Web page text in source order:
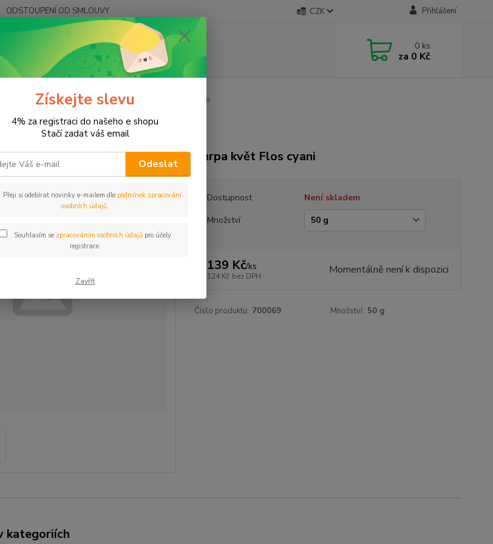
ODSTOUPENÍ OD SMLOUVY CZK Přihlášení
Hledat 0 ks
za 0 Kč
ŘEZANÉ KVĚT - FLOS Chrpa květ bez zákrovu
zákrovu
Chrpa květ Flos cyani
Dostupnost
Není skladem
Množství
139 Kč/ks
124 Kč bez DPH Momentálně není k dispozici
Číslo produktu: 700069 Množství: 50 g
kategoriích
Získejte slevu
4% za registraci do našeho e shopu
Stačí zadat váš email
Odeslat
Přeji si odebírat novinky e-mailem dle podmínek zpracování
osobních údajů.
Souhlasím se zpracováním osobních údajůpro účely
registrace.
Zavřít